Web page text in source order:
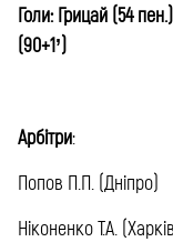
Голи: Грицай (54
(90+1’)
Арбітри:
Попов П.П. (Дніпро)
Ніконенко Т.А.